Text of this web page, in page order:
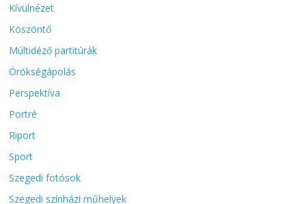
Kívülnézet
Köszöntő
Múltidéző partitúrák
Örökségápolás
Perspektíva
Portré
Riport
Sport
Szegedi fotósok
Szegedi színházi műhelyek